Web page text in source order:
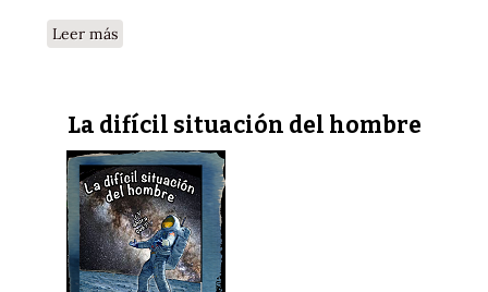
Leer mássobre El propósito eterno del hombre
La difícil situación del hombre